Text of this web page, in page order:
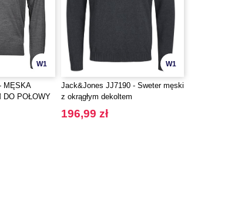
W1
MĘSKA
DO POŁOWY
W1
Jack&Jones JJ7190 - Sweter męski
z okrągłym dekoltem
196,99 zł